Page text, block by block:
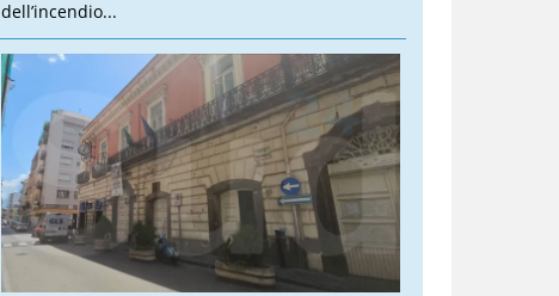
dell’incendio...